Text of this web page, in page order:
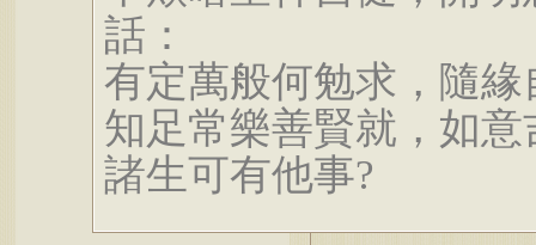
話：
有定萬般何勉求，隨
知足常樂善賢就，如
諸生可有他事?